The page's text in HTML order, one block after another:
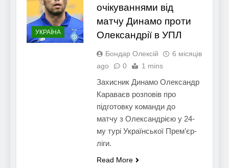
УКРАЇНА
очікуваннями від
матчу Динамо проти
Олександрії в УПЛ
Бондар Олексій
6 місяців
ago
0 1 mins
Захисник Динамо Олександр
Караваєв розповів про
підготовку команди до
матчу з Олександрією у 24-
му турі Української Прем’єр-
ліги.
Read More